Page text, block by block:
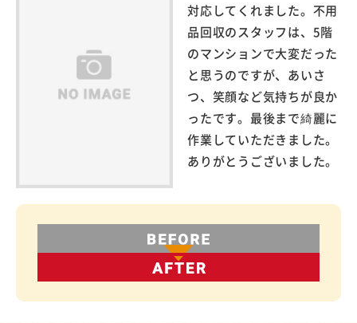
対応してくれました。不用
品回収のスタッフは、5階
のマンションで大変だった
と思うのですが、あいさ
つ、笑顔など気持ちが良か
ったです。最後まで綺麗に
作業していただきました。
ありがとうございました。